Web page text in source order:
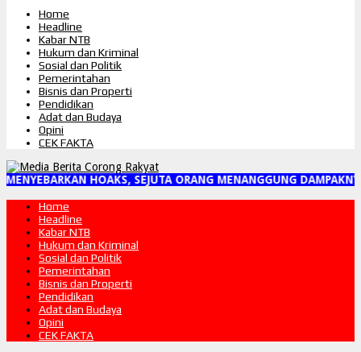
Home
Headline
Kabar NTB
Hukum dan Kriminal
Sosial dan Politik
Pemerintahan
Bisnis dan Properti
Pendidikan
Adat dan Budaya
Opini
CEK FAKTA
HOAKS, SEJUTA ORANG MENANGGUNG DAMPAKNYA"
Home
Headline
Kabar NTB
Hukum dan Kriminal
Sosial dan Politik
Pemerintahan
Bisnis dan Properti
Pendidikan
Adat dan Budaya
Opini
CEK FAKTA